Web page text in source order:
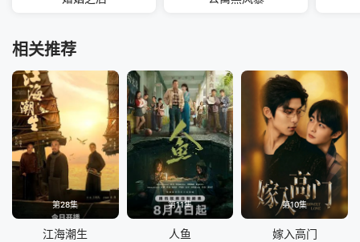
相关推荐
第28集
江海潮生
第11集
人鱼
第10集
嫁入高门